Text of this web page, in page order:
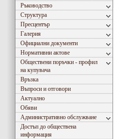
Ръководство
Структура
Пресцентър
Галерия
Официални документи
Нормативни актове
Обществени поръчки - профил
на купувача
Връзка
Въпроси и отговори
Актуално
Обяви
Административно обслужване
Достъп до обществена
информация